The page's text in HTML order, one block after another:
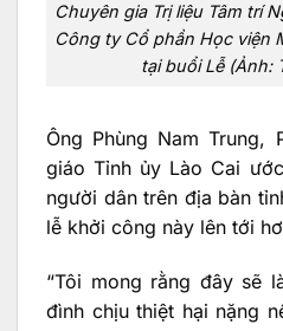
Chuyên gia Trị liệu Tâm trí
Công ty Cổ phần Học viện
tại buổi Lễ (Ảnh:
Ông Phùng Nam Trung,
giáo Tỉnh ủy Lào Cai
người dân trên địa bàn
lễ khởi công này lên tới
“Tôi mong rằng đây sẽ
đình chịu thiệt hại nặng